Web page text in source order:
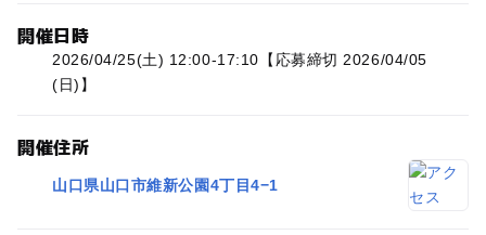
開催日時
2026/04/25(土) 12:00-17:10【応募締切 2026/04/05
(日)】
開催住所
山口県山口市維新公園4丁目4−1